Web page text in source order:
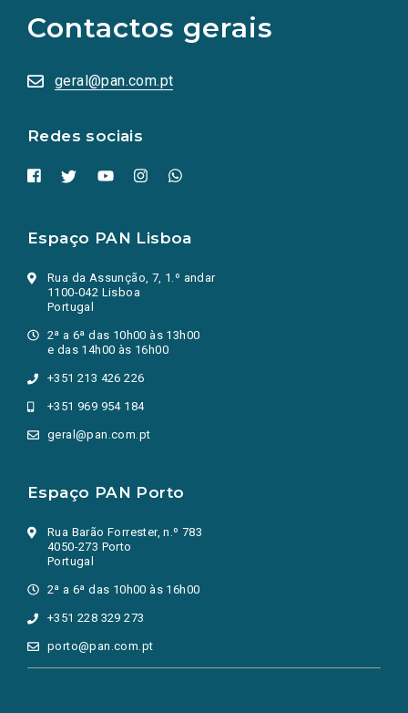
Contactos gerais
geral@pan.com.pt
Redes sociais
redes
sociais
numa
nova
Espaço PAN Lisboa
Rua da Assunção, 7, 1.º andar
1100-042 Lisboa
Portugal
2ª a 6ª das 10h00 às 13h00
e das 14h00 às 16h00
+351 213 426 226
+351 969 954 184
geral@pan.com.pt
Espaço PAN Porto
Rua Barão Forrester, n.º 783
4050-273 Porto
Portugal
2ª a 6ª das 10h00 às 16h00
+351 228 329 273
porto@pan.com.pt